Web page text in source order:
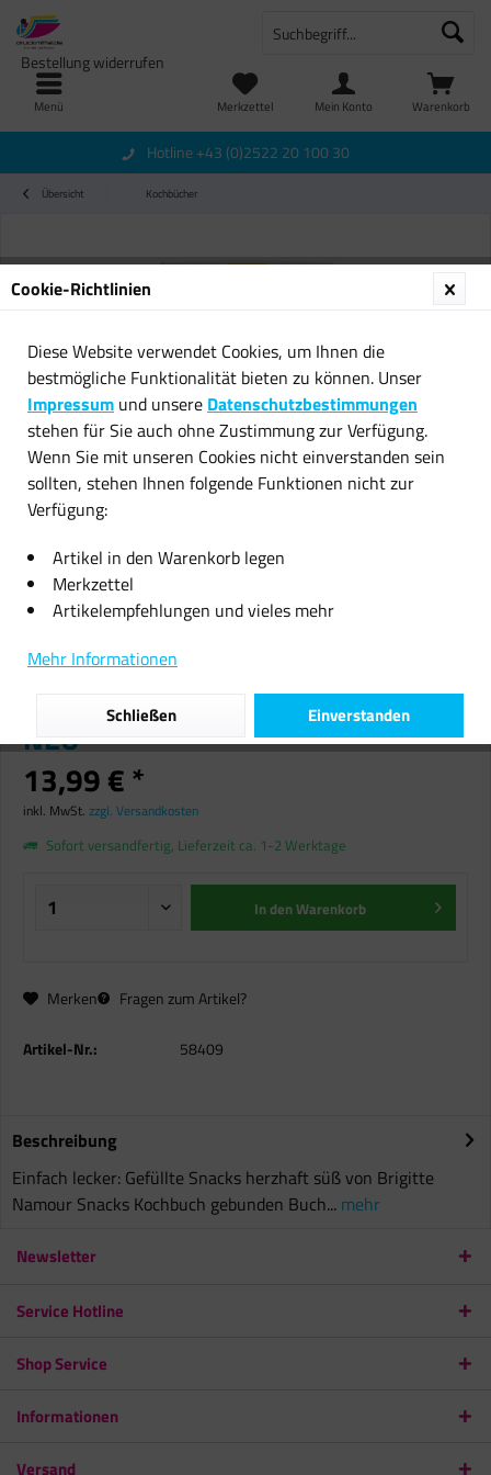
Menü Warenkorb
Merkzettel
Bestellung widerrufen
Mein Konto
Hotline +43 (0)2522 20 100 30
Übersicht Kochbücher
Einfach lecker: Gefüllte Snacks
herzhaft süß von Brigitte Namour
Snacks Kochbuch gebunden Buch
NEU
13,99 € *
inkl. MwSt. zzgl. Versandkosten
Sofort versandfertig, Lieferzeit ca. 1-2 Werktage
In denWarenkorb
Merken Fragen zum Artikel?
Artikel-Nr.: 58409
Beschreibung
Einfach lecker: Gefüllte Snacks herzhaft süß von Brigitte
Namour Snacks Kochbuch gebunden Buch... mehr
Newsletter
Service Hotline
Shop Service
Informationen
Versand
Cookie-Richtlinien
Diese Website verwendet Cookies, um Ihnen die
bestmögliche Funktionalität bieten zu können. Unser
Impressum und unsere Datenschutzbestimmungen
stehen für Sie auch ohne Zustimmung zur Verfügung.
Wenn Sie mit unseren Cookies nicht einverstanden sein
sollten, stehen Ihnen folgende Funktionen nicht zur
Verfügung:
Artikel in den Warenkorb legen
Merkzettel
Artikelempfehlungen und vieles mehr
Mehr Informationen
Einverstanden
Schließen